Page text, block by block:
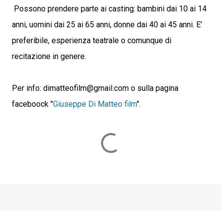
Possono prendere parte ai casting: bambini dai 10 ai 14
anni, uomini dai 25 ai 65 anni, donne dai 40 ai 45 anni. E’
preferibile, esperienza teatrale o comunque di
recitazione in genere.
Per info: dimatteofilm@gmail.com o sulla pagina
faceboock "Giuseppe Di Matteo film".